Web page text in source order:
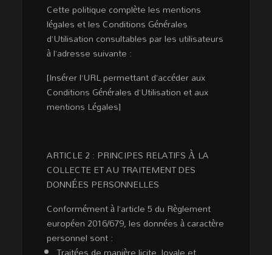
Cette politique complète les mentions
légales et les Conditions Générales
d’Utilisation consultables par les utilisateurs
à l’adresse suivante :
[Insérer l’URL permettant d’accéder aux
Conditions Générales d’Utilisation et aux
mentions Légales]
ARTICLE 2 : PRINCIPES RELATIFS À LA
COLLECTE ET AU TRAITEMENT DES
DONNÉES PERSONNELLES
Conformément à l’article 5 du Règlement
européen 2016/679, les données à caractère
personnel sont :